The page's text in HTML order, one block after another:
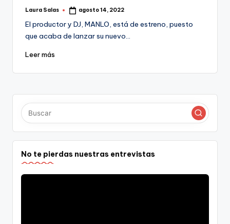
Publicado
Laura Salas agosto 14, 2022
El productor y DJ, MANLO, está de estreno, puesto
que acaba de lanzar su nuevo…
Leer más
No te pierdas nuestras entrevistas